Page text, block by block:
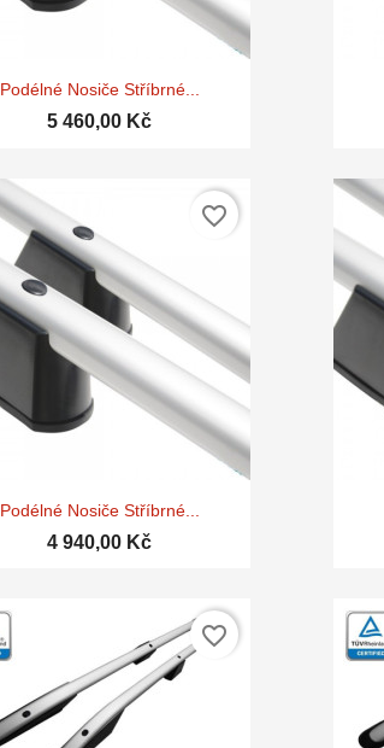
Rychlý náhled
Podélné Nosiče Stříbrné...
5 460,00 Kč
Rychlý náhled
Podélné Nosiče Stříbrné...
4 940,00 Kč
favorite_border
favorite_border